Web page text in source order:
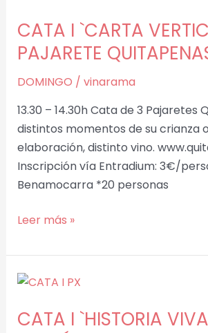
CATA I `CARTA
PAJARETE
DOMINGO / vinarama
13.30 – 14.30h Cata de 3 Pajaretes
distintos momentos de su crianza
elaboración, distinto vino.
Inscripción vía Entradium: 3€/
Benamocarra *20 personas
VERTICAL
PAJARETE
´
Leer más »
CATA I `HISTORIA
CATA
`HISTORIA